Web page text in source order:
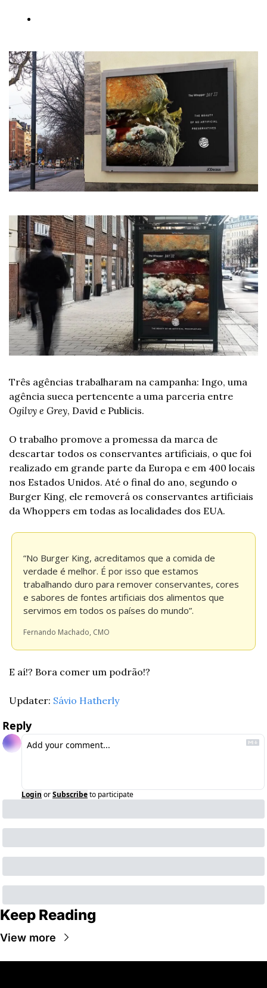
Três agências trabalharam na campanha: Ingo, uma
Ogilvy e Grey, David e Publicis.
O trabalho promove a promessa da marca de
descartar todos os conservantes artificiais, o que foi
realizado em grande parte da Europa e em 400 locais
nos Estados Unidos. Até o final do ano, segundo o
Burger King, ele removerá os conservantes artificiais
da Whoppers em todas as localidades dos EUA.
“No Burger King, acreditamos que a comida de
verdade é melhor. É por isso que estamos
trabalhando duro para remover conservantes, cores
e sabores de fontes artificiais dos alimentos que
servimos em todos os países do mundo”.
Fernando Machado, CMO
E aí!? Bora comer um podrão!?
Updater: Sávio Hatherly
Reply
Login orSubscribeto participate
Keep Reading
View more